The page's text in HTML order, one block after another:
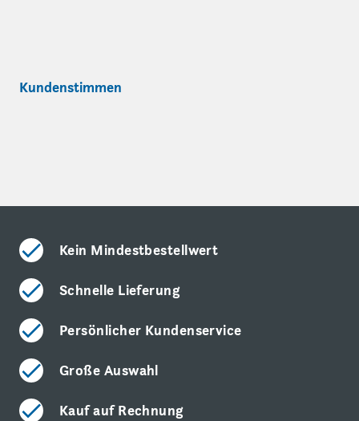
Kundenstimmen
Kein Mindestbestellwert
Schnelle Lieferung
Persönlicher Kundenservice
Große Auswahl
Kauf auf Rechnung